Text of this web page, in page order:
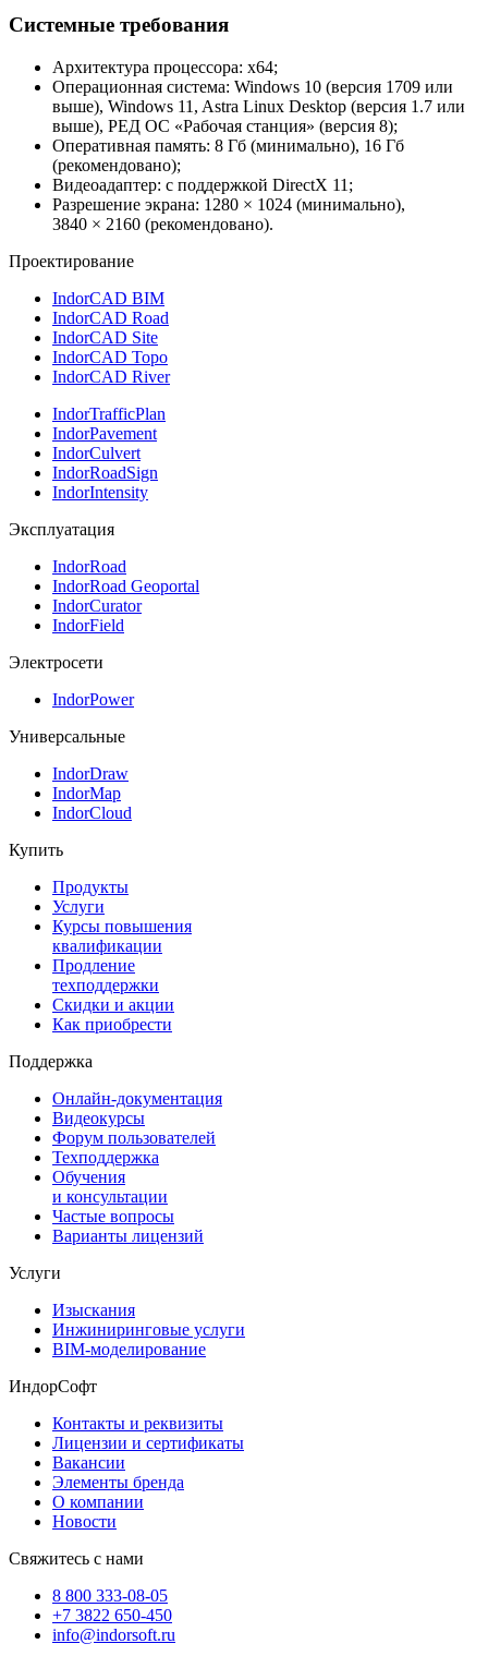
Системные требования
Архитектура процессора: х64;
Операционная система: Windows 10 (версия 1709 или
выше), Windows 11, Astra Linux Desktop (версия 1.7 или
выше), РЕД ОС «Рабочая станция» (версия 8);
Оперативная память: 8 Гб (минимально), 16 Гб
(рекомендовано);
Видеоадаптер: с поддержкой DirectX 11;
Разрешение экрана: 1280 × 1024 (минимально),
3840 × 2160 (рекомендовано).
Проектирование
IndorCAD BIM
IndorCAD Road
IndorCAD Site
IndorCAD Topo
IndorCAD River
IndorTrafficPlan
IndorPavement
IndorCulvert
IndorRoadSign
IndorIntensity
Эксплуатация
IndorRoad
IndorRoad Geoportal
IndorCurator
IndorField
Электросети
IndorPower
Универсальные
IndorDraw
IndorMap
IndorCloud
Купить
Продукты
Услуги
Курсы повышения
квалификации
Продление
техподдержки
Скидки и акции
Как приобрести
Поддержка
Онлайн-документация
Видеокурсы
Форум пользователей
Техподдержка
Обучения
и консультации
Частые вопросы
Варианты лицензий
Услуги
Изыскания
Инжиниринговые услуги
BIM-моделирование
ИндорСофт
Контакты и реквизиты
Лицензии и сертификаты
Вакансии
Элементы бренда
О компании
Новости
Свяжитесь с нами
8 800 333-08-05
+7 3822 650-450
info@indorsoft.ru